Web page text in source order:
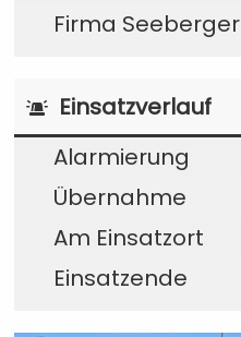
Firma Seeberger
Einsatzverlauf
Alarmierung
Übernahme
Am Einsatzort
Einsatzende